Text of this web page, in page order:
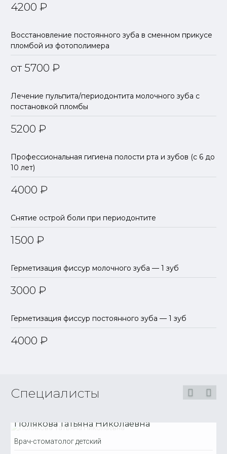
4200 ₽
Восстановление постоянного зуба в сменном прикусе
пломбой из фотополимера
от 5700 ₽
Лечение пульпита/периодонтита молочного зуба с
постановкой пломбы
5200 ₽
Профессиональная гигиена полости рта и зубов (с 6 до
10 лет)
4000 ₽
Снятие острой боли при периодонтите
1500 ₽
Герметизация фиссур молочного зуба — 1 зуб
3000 ₽
Герметизация фиссур постоянного зуба — 1 зуб
4000 ₽
Специалисты
Полякова Татьяна Николаевна
Врач-стоматолог детский